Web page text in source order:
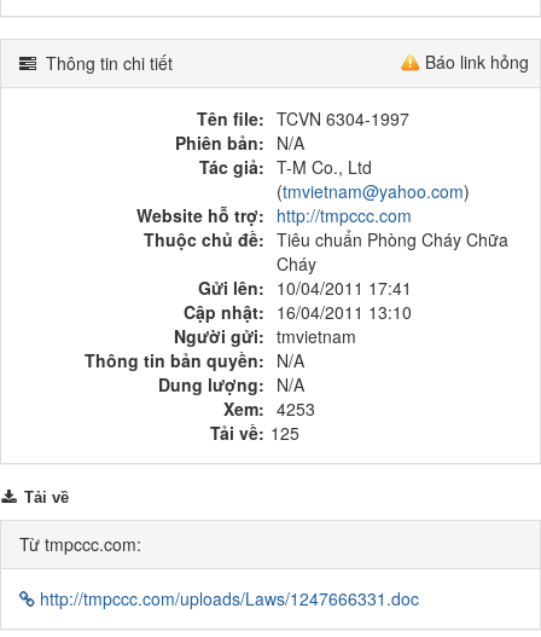
Báo link hỏng
Thông tin chi tiết
Tên file: TCVN 6304-1997
Phiên bản: N/A
Tác giả: T-M Co., Ltd
(tmvietnam@yahoo.com)
Website hỗ trợ: http://tmpccc.com
Thuộc chủ đề: Tiêu chuẩn Phòng Cháy Chữa
Cháy
Gửi lên: 10/04/2011 17:41
Cập nhật: 16/04/2011 13:10
Người gửi: tmvietnam
Thông tin bản quyền: N/A
Dung lượng: N/A
Xem: 4253
Tải về: 125
Tải về
Từ tmpccc.com:
http://tmpccc.com/uploads/Laws/1247666331.doc